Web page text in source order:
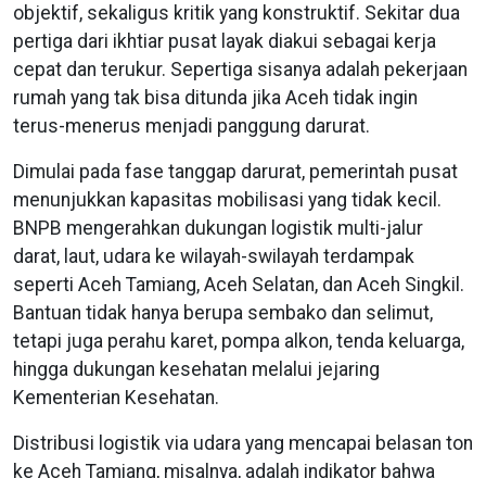
objektif, sekaligus kritik yang konstruktif. Sekitar dua
pertiga dari ikhtiar pusat layak diakui sebagai kerja
cepat dan terukur. Sepertiga sisanya adalah pekerjaan
rumah yang tak bisa ditunda jika Aceh tidak ingin
terus-menerus menjadi panggung darurat.
Dimulai pada fase tanggap darurat, pemerintah pusat
menunjukkan kapasitas mobilisasi yang tidak kecil.
BNPB mengerahkan dukungan logistik multi-jalur
darat, laut, udara ke wilayah-swilayah terdampak
seperti Aceh Tamiang, Aceh Selatan, dan Aceh Singkil.
Bantuan tidak hanya berupa sembako dan selimut,
tetapi juga perahu karet, pompa alkon, tenda keluarga,
hingga dukungan kesehatan melalui jejaring
Kementerian Kesehatan.
Distribusi logistik via udara yang mencapai belasan ton
ke Aceh Tamiang, misalnya, adalah indikator bahwa